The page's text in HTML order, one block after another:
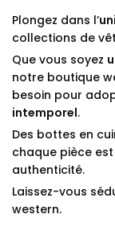
Plongez dans l’
collections de
Que vous soyez
notre boutique
besoin pour
intemporel.
Des bottes en
chaque pièce
authenticité.
Laissez-vous
western.